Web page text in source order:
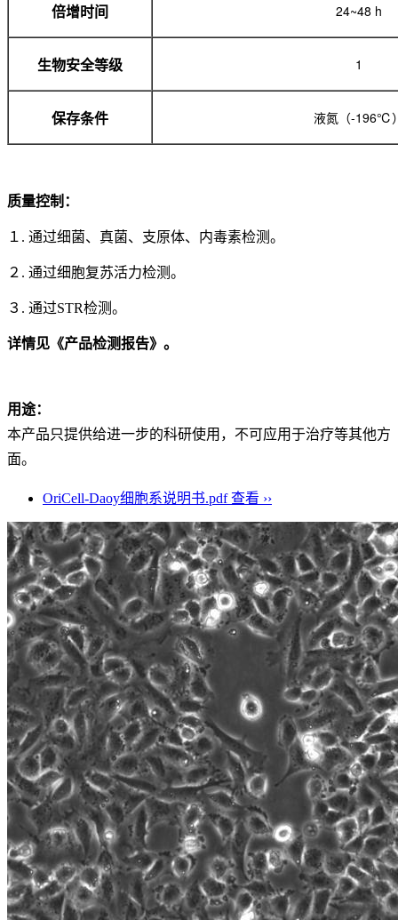
倍增时间 24~48 h
生物安全等级 1
保存条件 液氮（-196℃
质量控制：
１. 通过细菌、真菌、支原体、内毒素检测。
２. 通过细胞复苏活力检测。
３. 通过STR检测。
详情见《产品检测报告》。
用途：
本产品只提供给进一步的科研使用，不可应用于治疗等其他方
面。
OriCell-Daoy细胞系说明书.pdf查看 ››